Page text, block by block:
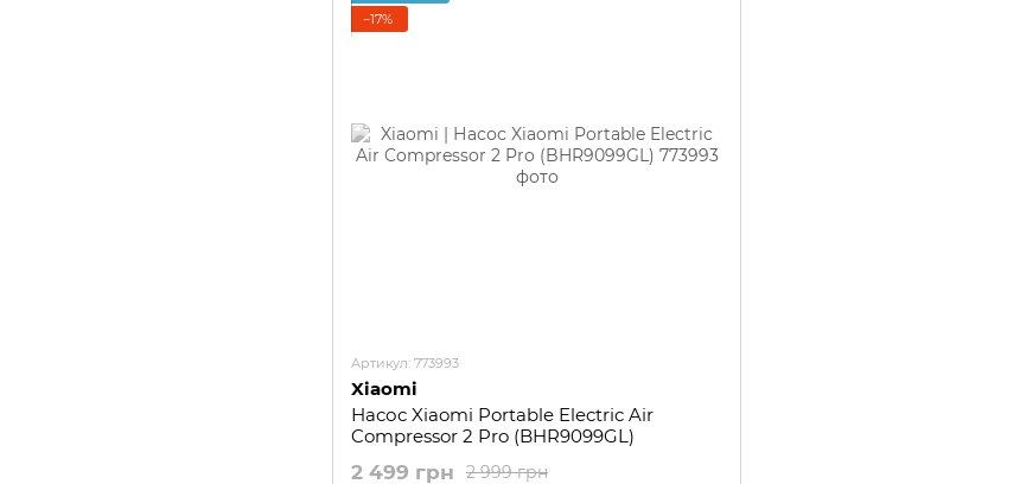
−17%
Артикул: 773993
Xiaomi
Насос Xiaomi Portable Electric Air
Compressor 2 Pro (BHR9099GL)
2 999 грн
2 499 грн